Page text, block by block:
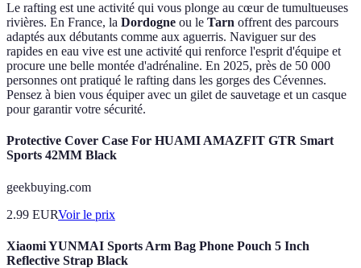
Le rafting est une activité qui vous plonge au cœur de tumultueuses
rivières. En France, la Dordogne ou le Tarn offrent des parcours
adaptés aux débutants comme aux aguerris. Naviguer sur des
rapides en eau vive est une activité qui renforce l'esprit d'équipe et
procure une belle montée d'adrénaline. En 2025, près de 50 000
personnes ont pratiqué le rafting dans les gorges des Cévennes.
Pensez à bien vous équiper avec un gilet de sauvetage et un casque
pour garantir votre sécurité.
Protective Cover Case For HUAMI AMAZFIT GTR Smart
Sports 42MM Black
geekbuying.com
2.99 EURVoir le prix
Xiaomi YUNMAI Sports Arm Bag Phone Pouch 5 Inch
Reflective Strap Black